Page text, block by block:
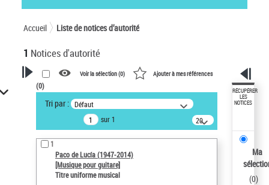
Accueil Liste de notices d’autorité
1 Notices d'autorité
VOTRE RECHERCHE
Recherche avancée dans les
notices d’autorité
Œuvres liées à l'auteur :
Paco de Lucía (1947-2014)
Type de notice d'autorité
Voir la sélection (0) Ajouter à mes références
(0)
Tri par : Défaut
sur 1
20
résultats/page
1
Paco de Lucía (1947-2014)
[Musique pour guitare]
Titre uniforme musical
RÉCUPÉRER
LES
NOTICES
Ma
(0)